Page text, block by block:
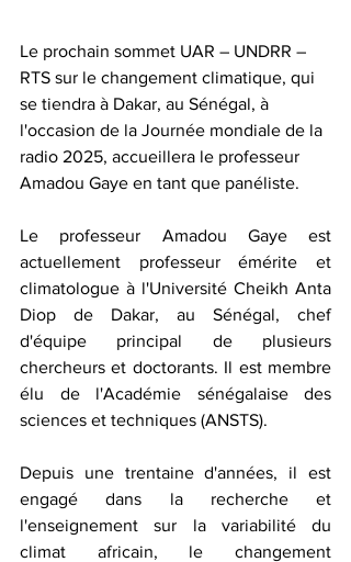
Le prochain sommet UAR – UNDRR –
RTS sur le changement climatique, qui
se tiendra à Dakar, au Sénégal, à
l'occasion de la Journée mondiale de la
radio 2025, accueillera le professeur
Amadou Gaye en tant que panéliste.
Le professeur Amadou Gaye est
actuellement professeur émérite et
climatologue à l'Université Cheikh Anta
Diop de Dakar, au Sénégal, chef
d'équipe principal de plusieurs
chercheurs et doctorants. Il est membre
élu de l'Académie sénégalaise des
sciences et techniques (ANSTS).
Depuis une trentaine d'années, il est
engagé dans la recherche et
l'enseignement sur la variabilité du
climat africain, le changement